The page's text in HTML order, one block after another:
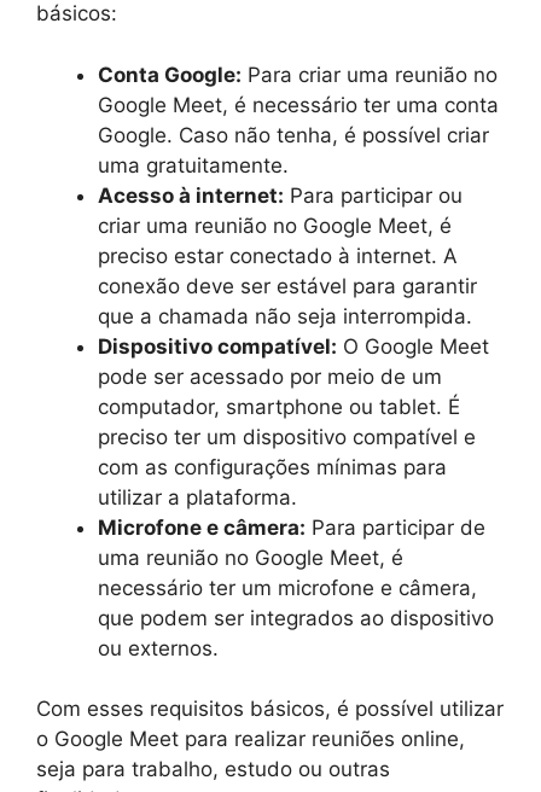
básicos:
Conta Google: Para criar uma reunião no
Google Meet, é necessário ter uma conta
Google. Caso não tenha, é possível criar
uma gratuitamente.
Acesso à internet: Para participar ou
criar uma reunião no Google Meet, é
preciso estar conectado à internet. A
conexão deve ser estável para garantir
que a chamada não seja interrompida.
Dispositivo compatível: O Google Meet
pode ser acessado por meio de um
computador, smartphone ou tablet. É
preciso ter um dispositivo compatível e
com as configurações mínimas para
utilizar a plataforma.
Microfone e câmera: Para participar de
uma reunião no Google Meet, é
necessário ter um microfone e câmera,
que podem ser integrados ao dispositivo
ou externos.
Com esses requisitos básicos, é possível utilizar
o Google Meet para realizar reuniões online,
seja para trabalho, estudo ou outras